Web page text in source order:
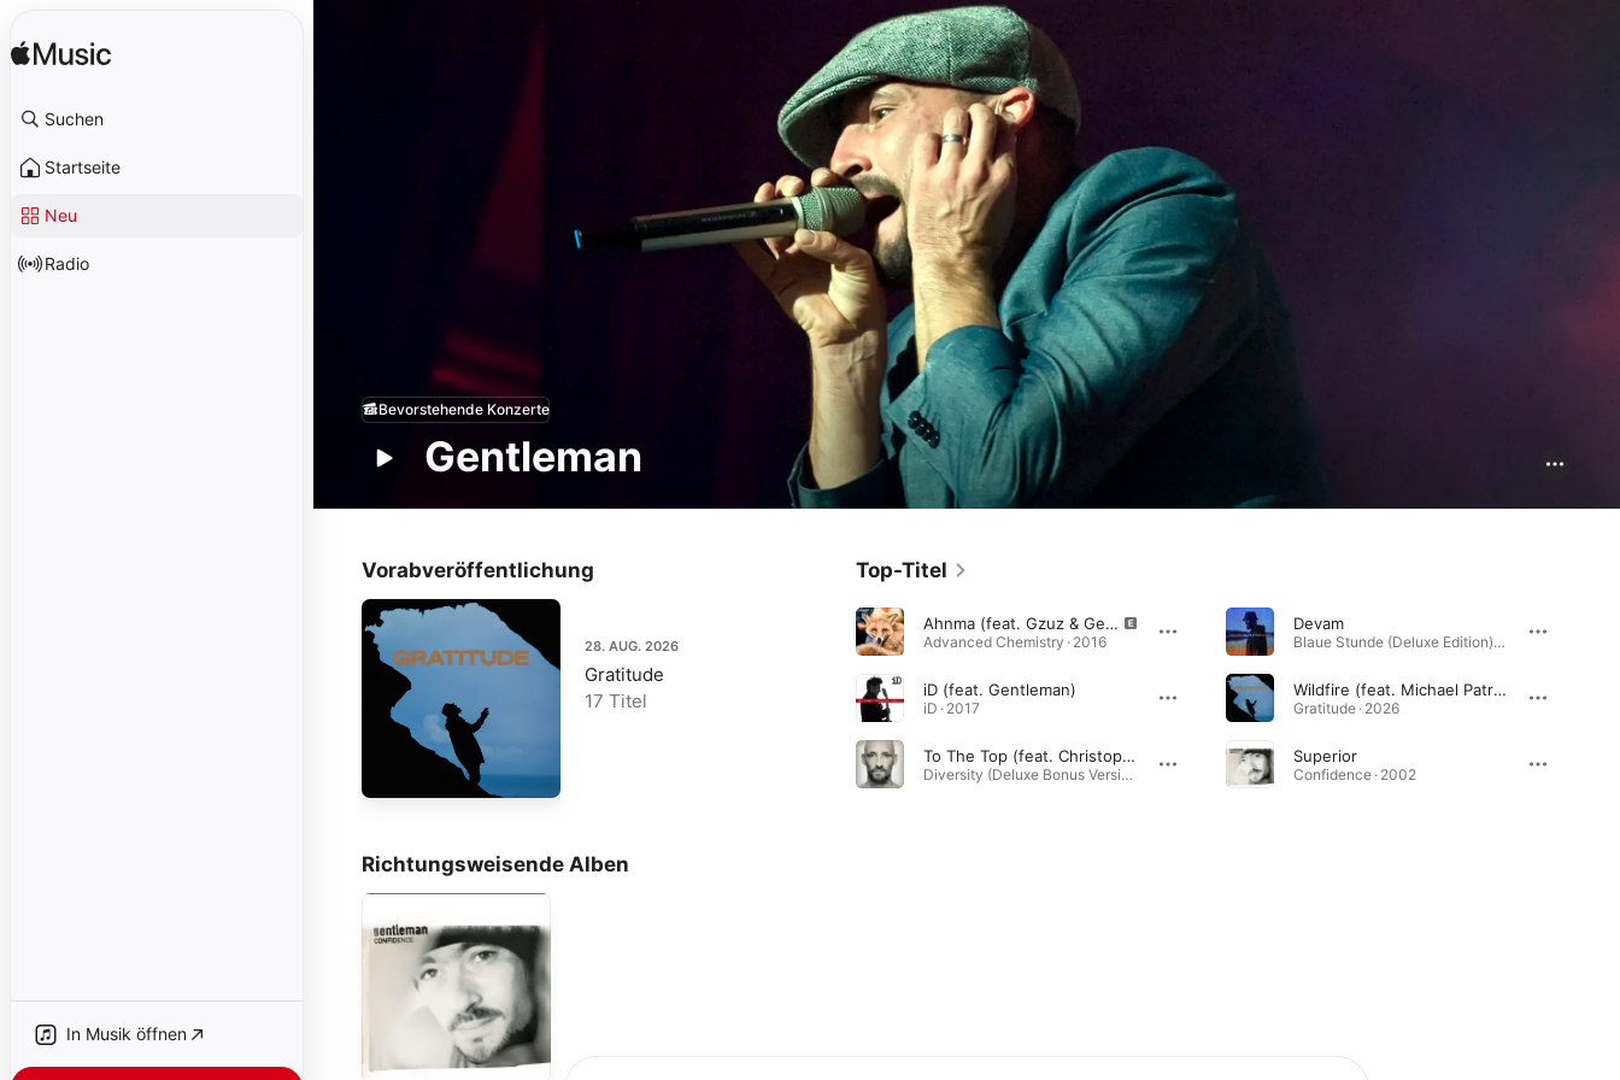
Suchen
Startseite
Neu
Radio
In Musik öffnen
Gentleman
Bevorstehende Konzerte
Vorabveröffentlichung
28. AUG. 2026
Gratitude
17 Titel
Top-Titel
Ahnma (feat. Gzuz & Gentleman)
Advanced Chemistry · 2016
iD (feat. Gentleman)
iD · 2017
To The Top (feat. Christopher Martin)
Diversity (Deluxe Bonus Version) · 2010
Devam
Blaue Stunde (Deluxe Edition) · 2020
Wildfire (feat. Michael Patrick Kelly)
Gratitude · 2026
Superior
Confidence · 2002
Richtungsweisende Alben